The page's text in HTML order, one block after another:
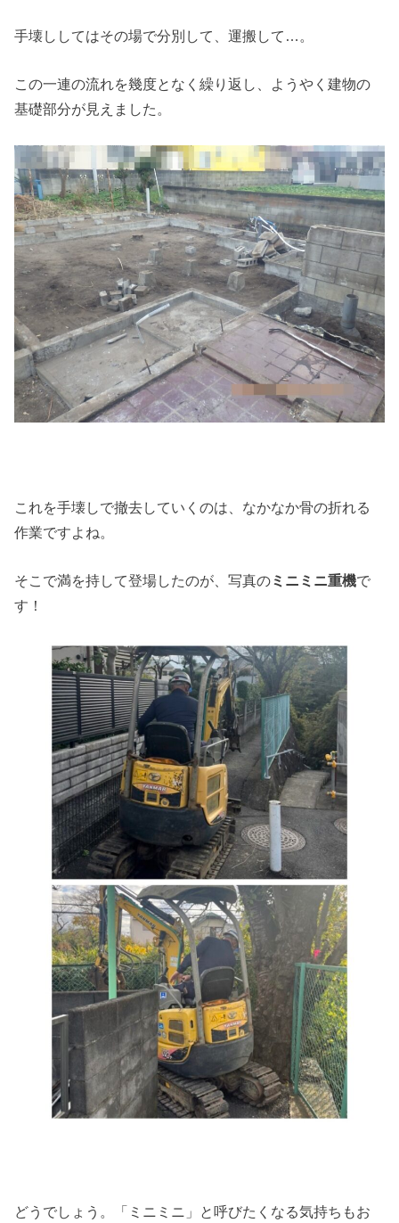
手壊ししてはその場で分別して、運搬して…。
この一連の流れを幾度となく繰り返し、ようやく建物の
基礎部分が見えました。
これを手壊しで撤去していくのは、なかなか骨の折れる
作業ですよね。
そこで満を持して登場したのが、写真のミニミニ重機で
す！
どうでしょう。「ミニミニ」と呼びたくなる気持ちもお